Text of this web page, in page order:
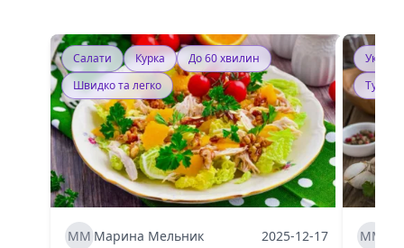
Салати Курка
До 60 хвилин
Швидко та легко
ММ Марина Мельник 2025-12-17 ММ